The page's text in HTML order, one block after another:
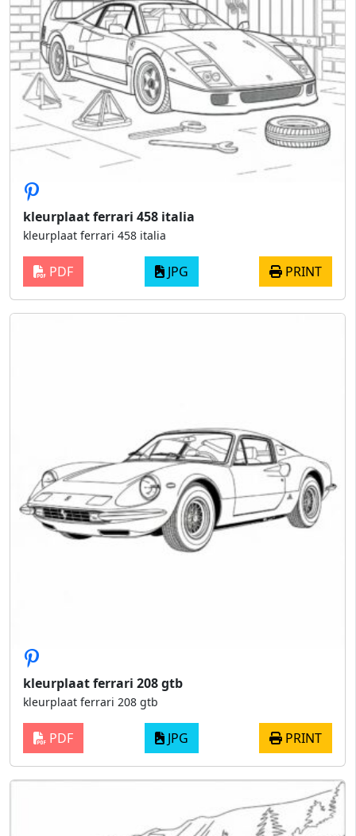
kleurplaat ferrari 458 italia
kleurplaat ferrari 458 italia
PDF JPG PRINT
kleurplaat ferrari 208 gtb
kleurplaat ferrari 208 gtb
PDF JPG PRINT